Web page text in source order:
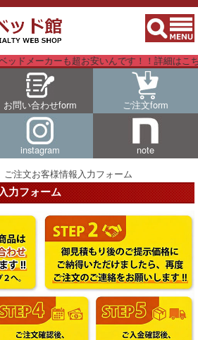
メーカーも超お安いんです！！詳細はこちら
お問い合わせform ご注文form
instagram
note
ご注文お客様情報入力フォーム
力フォーム